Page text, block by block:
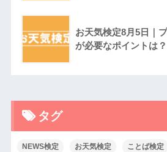
お天気検定8月5日｜
が必要なポイントは？
タグ
NEWS検定 お天気検定 ことば検定